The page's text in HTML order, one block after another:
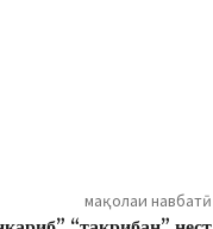
мақолаи навбатӣ